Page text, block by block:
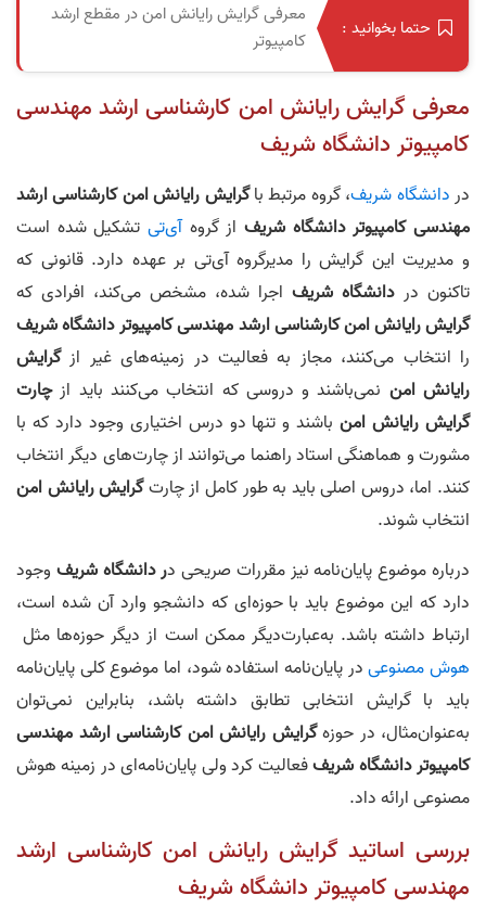
حتما بخوانید :
معرفی گرایش رایانش امن در مقطع ارشد
کامپیوتر
معرفی گرایش رایانش امن کارشناسی‌ ارشد مهندسی
کامپیوتر دانشگاه شریف
در دانشگاه شریف، گروه مرتبط باگرایش رایانش امنکارشناسی‌ارشد
مهندسیکامپیوتردانشگاه شریف از گروهآی‌تی تشکیل شده است
و مدیریت این گرایش را مدیرگروه آی‌تی بر عهده دارد. قانونی که
تاکنون در دانشگاه شریف اجرا شده، مشخص می‌کند، افرادی که
گرایش رایانش امنکارشناسی‌ارشدمهندسیکامپیوتردانشگاهشریف
را انتخاب می‌کنند، مجاز به فعالیت در زمینه‌های غیر ازگرایش
رایانش امن نمی‌باشند و دروسی‌ که انتخاب می‌کنند باید ازچارت
گرایش رایانش امنباشند و تنها دو درس اختیاری وجود دارد که با
مشورت و هماهنگی استاد راهنما می‌توانند از چارت‌های دیگر انتخاب
کنند. اما، دروس اصلی باید به طور کامل از چارتگرایش رایانش امن
انتخاب شوند.
درباره موضوع پایان‌نامه نیز مقررات صریحی در دانشگاه شریف وجود
دارد که این موضوع باید با حوزه‌ای که دانشجو وارد آن شده است،
ارتباط داشته باشد. به‌عبارت‌دیگر ممکن است از دیگر حوزه‌ها مثل
هوش مصنوعیدر پایان‌نامه استفاده شود، اما موضوع کلی پایان‌نامه
باید با گرایش انتخابی تطابق داشته باشد، بنابراین نمی‌توان
به‌عنوان‌مثال، در حوزهگرایش رایانش امنکارشناسی‌ارشد مهندسی
کامپیوتردانشگاهشریففعالیت کرد ولی پایان‌نامه‌ای در زمینه هوش
مصنوعی ارائه داد.
بررسی اساتید گرایش رایانش امن کارشناسی‌ ارشد
مهندسی کامپیوتر دانشگاه شریف